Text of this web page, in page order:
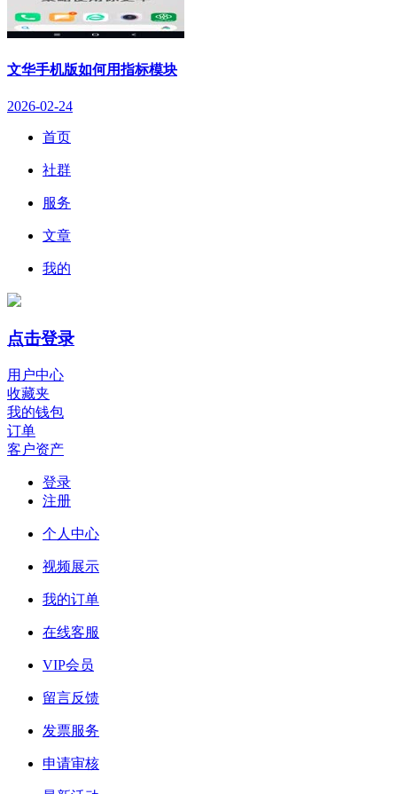
文华手机版如何用指标模块
2026-02-24
首页
社群
服务
文章
我的
点击登录
用户中心
收藏夹
我的钱包
订单
客户资产
登录
注册
个人中心
视频展示
我的订单
在线客服
VIP会员
留言反馈
发票服务
申请审核